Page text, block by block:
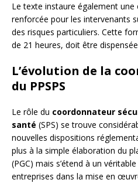
Le texte instaure également
renforcée pour les intervenants
des risques particuliers. Cette
de 21 heures, doit être
L’évolution de la
du PPSPS
Le rôle du coordonnateur
santé (SPS) se trouve
nouvelles dispositions
plus à la simple élaboration du
(PGC) mais s’étend à un
entreprises dans la mise en